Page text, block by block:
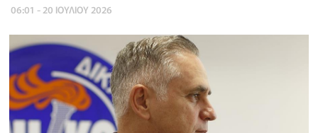
06:01 - 20 ΙΟΥΛΙΟΥ 2026